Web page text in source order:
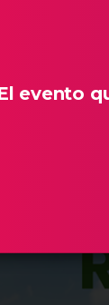
en los
para
evento